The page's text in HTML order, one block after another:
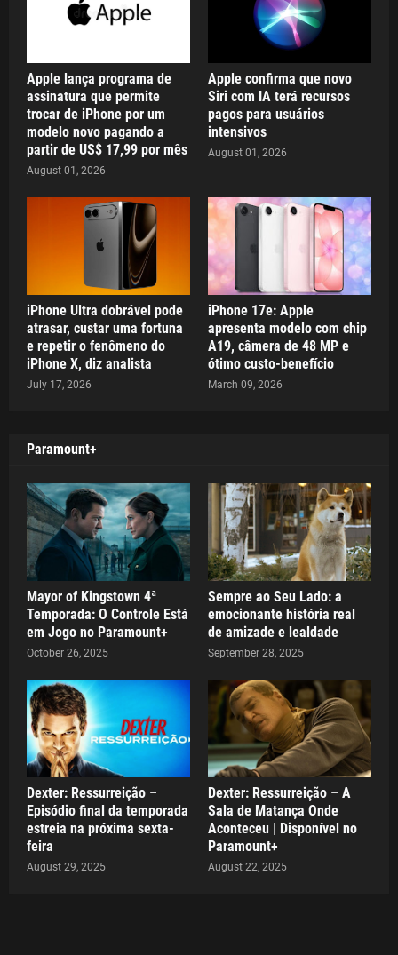
Apple lança programa de
assinatura que permite
trocar de iPhone por um
modelo novo pagando a
partir de US$ 17,99 por mês
August 01, 2026
Apple confirma que novo
Siri com IA terá recursos
pagos para usuários
intensivos
August 01, 2026
iPhone Ultra dobrável pode
atrasar, custar uma fortuna
e repetir o fenômeno do
iPhone X, diz analista
July 17, 2026
iPhone 17e: Apple
apresenta modelo com chip
A19, câmera de 48 MP e
ótimo custo-benefício
March 09, 2026
Paramount+
Mayor of Kingstown 4ª
Temporada: O Controle Está
em Jogo no Paramount+
October 26, 2025
Sempre ao Seu Lado: a
emocionante história real
de amizade e lealdade
September 28, 2025
Dexter: Ressurreição –
Episódio final da temporada
estreia na próxima sexta-
feira
August 29, 2025
Dexter: Ressurreição – A
Sala de Matança Onde
Aconteceu | Disponível no
Paramount+
August 22, 2025